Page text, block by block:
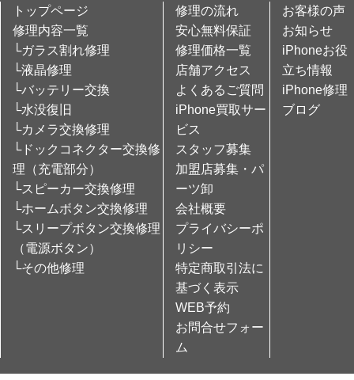
トップページ
修理内容一覧
└ガラス割れ修理
└液晶修理
└バッテリー交換
└水没復旧
└カメラ交換修理
└ドックコネクター交換修
理（充電部分）
└スピーカー交換修理
└ホームボタン交換修理
└スリープボタン交換修理
（電源ボタン）
└その他修理
修理の流れ
安心無料保証
修理価格一覧
店舗アクセス
よくあるご質問
iPhone買取サー
ビス
スタッフ募集
加盟店募集・パ
ーツ卸
会社概要
プライバシーポ
リシー
特定商取引法に
基づく表示
WEB予約
お問合せフォー
ム
お客様の声
お知らせ
iPhoneお役
立ち情報
iPhone修理
ブログ